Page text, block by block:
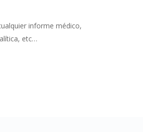
informe médico,
etc…